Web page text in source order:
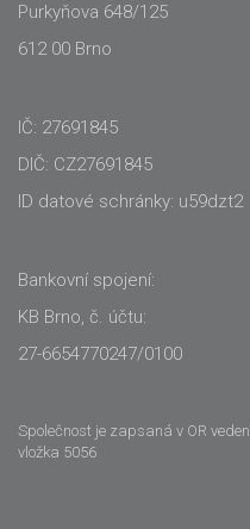
Purkyňova 648/125
612 00 Brno
IČ: 27691845
DIČ: CZ27691845
ID datové schránky: u59dzt2
Bankovní spojení:
KB Brno, č. účtu:
27-6654770247/0100
Společnost je zapsaná v OR
vložka 5056